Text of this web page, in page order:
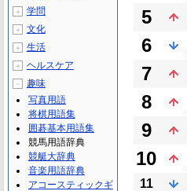
5
6
7
8
9
10
11
＋ 学問
＋ 文化
＋ 生活
＋ ヘルスケア
－
趣味
写真用語
将棋用語集
囲碁基本用語集
競馬用語辞典
競艇大辞典
音楽用語辞典
アコースティックギ